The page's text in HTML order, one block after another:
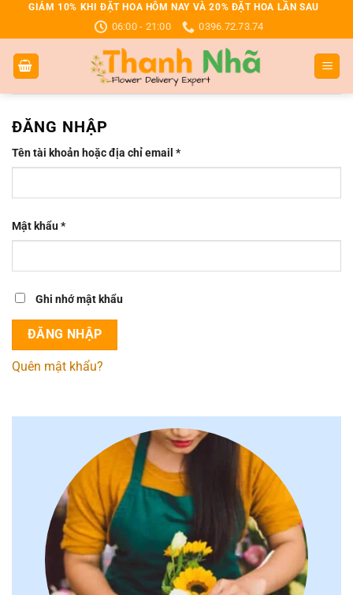
dung
GIẢM 10% KHI ĐẶT HOA HÔM NAY VÀ 20% ĐẶT HOA LẦN SAU
06:00 - 21:00 0396.72.73.74
ĐĂNG NHẬP
Tên tài khoản hoặc địa chỉ email *Bắt
buộc
Mật khẩu*Bắt
buộc
Ghi nhớ mật khẩu
ĐĂNG NHẬP
Quên mật khẩu?